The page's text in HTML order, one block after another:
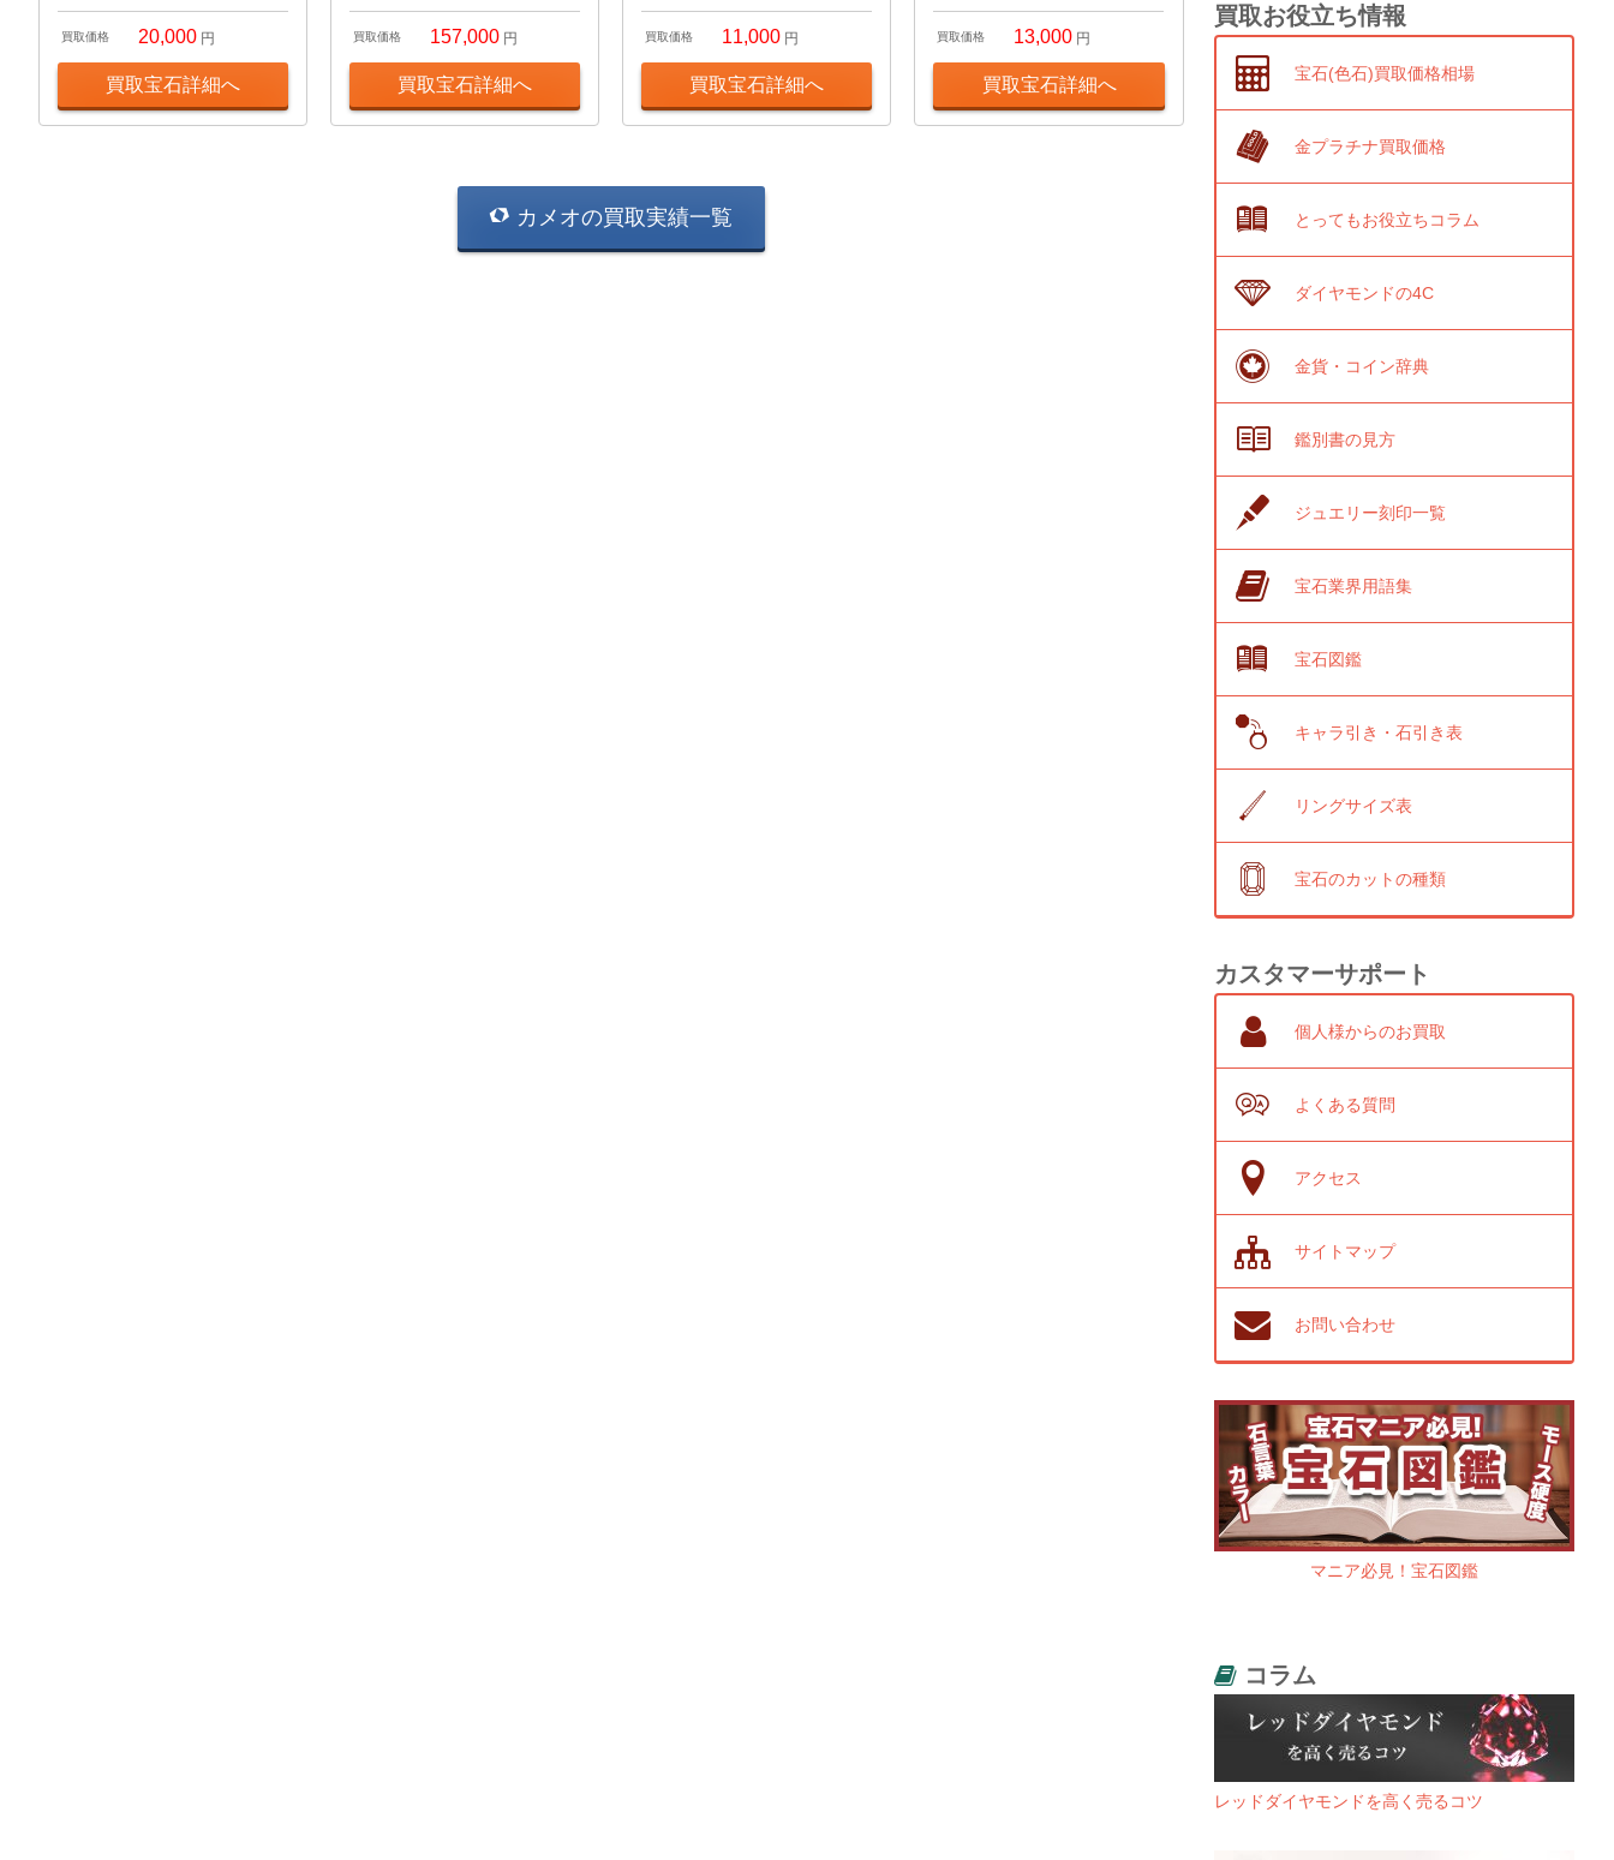
買取価格 20,000 円
買取宝石詳細へ
買取価格 157,000 円
買取宝石詳細へ
買取価格 11,000 円
買取宝石詳細へ
買取価格 13,000 円
買取宝石詳細へ
カメオの買取実績一覧
買取お役立ち情報
宝石(色石)買取価格相場
金プラチナ買取価格
とってもお役立ちコラム
ダイヤモンドの4C
金貨・コイン辞典
鑑別書の見方
ジュエリー刻印一覧
宝石業界用語集
宝石図鑑
キャラ引き・石引き表
リングサイズ表
宝石のカットの種類
カスタマーサポート
個人様からのお買取
よくある質問
アクセス
サイトマップ
お問い合わせ
マニア必見！宝石図鑑
コラム
レッドダイヤモンドを高く売るコツ